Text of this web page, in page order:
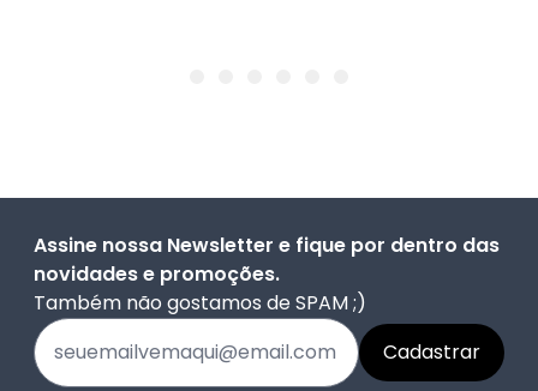
Assine nossa Newsletter e fique por dentro das
novidades e promoções.
Também não gostamos de SPAM ;)